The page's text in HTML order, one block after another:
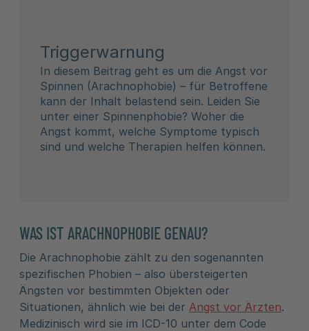
Triggerwarnung
In diesem Beitrag geht es um die Angst vor
Spinnen (Arachnophobie) – für Betroffene
kann der Inhalt belastend sein. Leiden Sie
unter einer Spinnenphobie? Woher die
Angst kommt, welche Symptome typisch
sind und welche Therapien helfen können.
WAS IST ARACHNOPHOBIE GENAU?
Die Arachnophobie zählt zu den sogenannten
spezifischen Phobien – also übersteigerten
Ängsten vor bestimmten Objekten oder
Situationen, ähnlich wie bei der Angst vor Ärzten.
Medizinisch wird sie im ICD-10 unter dem Code